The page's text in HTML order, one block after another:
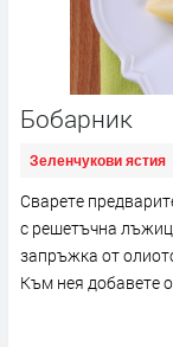
Бобарник
Зеленчукови ястия
Сварете
с решетъчна
запръжка от
Към нея добавете